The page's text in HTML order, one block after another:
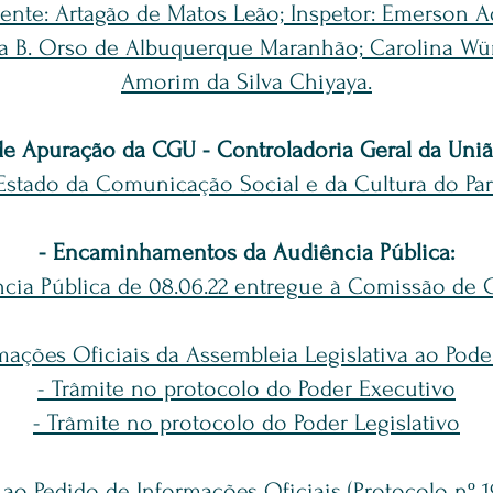
Artagão de Matos Leão; Inspetor: Emerson
B. Orso de Albuquerque Maranhão; Carolina
Amorim da Silva Chiyaya.
Apuração da CGU - Controladoria Geral da
da Comunicação Social e da Cultura do
- Encaminhamentos da Audiência Pública:
Pública de 08.06.22 entregue à Comissão de
Oficiais da Assembleia Legislativa ao
- Trâmite no protocolo do Poder Executivo
- Trâmite no protocolo do Poder Legislativo